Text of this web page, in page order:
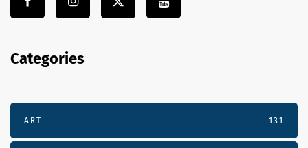
Categories
ART 131